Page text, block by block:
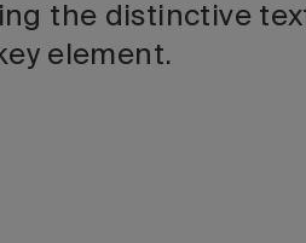
the distinctive
element.